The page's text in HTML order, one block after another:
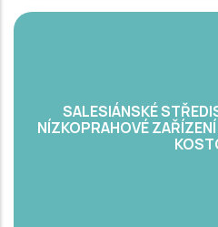
SALESIÁNSKÉ
NÍZKOPRAHOVÉ